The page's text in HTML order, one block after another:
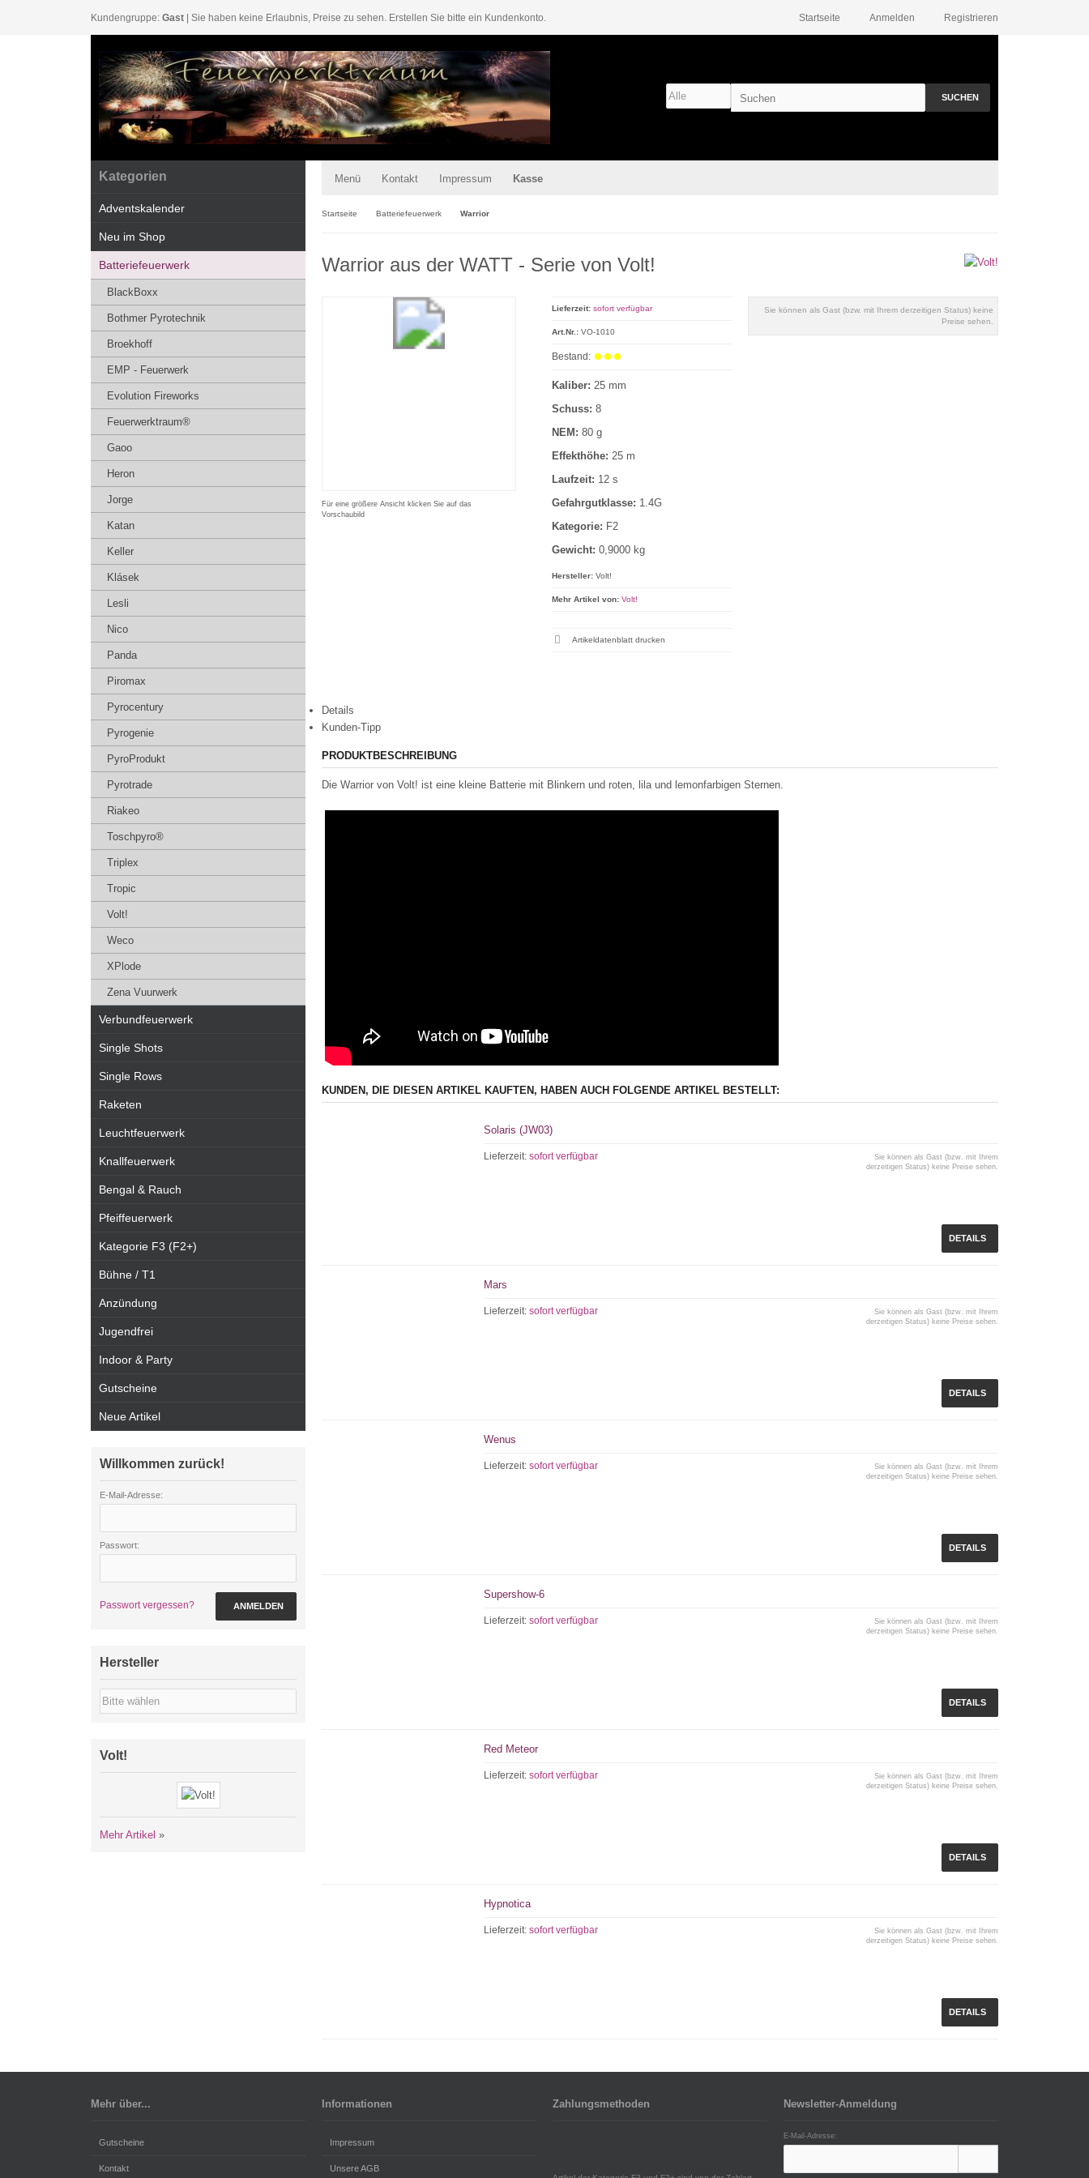
Kundengruppe: Gast | Sie haben keine Erlaubnis, Preise zu sehen. Erstellen Sie bitte ein Kundenkonto. Registrieren
Anmelden
Startseite
SUCHEN
Menü Kontakt Impressum Kasse
Startseite Batteriefeuerwerk Warrior
Warrior aus der WATT - Serie von Volt!
Für eine größere Ansicht klicken Sie auf das
Vorschaubild
Sie können als Gast (bzw. mit Ihrem derzeitigen Status) keine
Preise sehen.
Lieferzeit: sofort verfügbar
Art.Nr.: VO-1010
Bestand:
Kaliber: 25 mm
Schuss: 8
NEM: 80 g
Effekthöhe: 25 m
Laufzeit: 12 s
Gefahrgutklasse: 1.4G
Kategorie: F2
Gewicht: 0,9000 kg
Hersteller: Volt!
Mehr Artikel von: Volt!
Artikeldatenblatt drucken
Details
Kunden-Tipp
PRODUKTBESCHREIBUNG
Die Warrior von Volt! ist eine kleine Batterie mit Blinkern und roten, lila und lemonfarbigen Sternen.
KUNDEN, DIE DIESEN ARTIKEL KAUFTEN, HABEN AUCH FOLGENDE ARTIKEL BESTELLT:
Solaris (JW03)
Lieferzeit:sofort verfügbar
Sie können als Gast (bzw. mit Ihrem
derzeitigen Status) keine Preise sehen.
DETAILS
Mars
Lieferzeit:sofort verfügbar
Sie können als Gast (bzw. mit Ihrem
derzeitigen Status) keine Preise sehen.
DETAILS
Wenus
Lieferzeit:sofort verfügbar
Sie können als Gast (bzw. mit Ihrem
derzeitigen Status) keine Preise sehen.
DETAILS
Supershow-6
Lieferzeit:sofort verfügbar
Sie können als Gast (bzw. mit Ihrem
derzeitigen Status) keine Preise sehen.
DETAILS
Red Meteor
Lieferzeit:sofort verfügbar
Sie können als Gast (bzw. mit Ihrem
derzeitigen Status) keine Preise sehen.
DETAILS
Hypnotica
Lieferzeit:sofort verfügbar
Sie können als Gast (bzw. mit Ihrem
derzeitigen Status) keine Preise sehen.
DETAILS
Kategorien
Adventskalender
Neu im Shop
Batteriefeuerwerk
BlackBoxx
Bothmer Pyrotechnik
Broekhoff
EMP - Feuerwerk
Evolution Fireworks
Feuerwerktraum®
Gaoo
Heron
Jorge
Katan
Keller
Klásek
Lesli
Nico
Panda
Piromax
Pyrocentury
Pyrogenie
PyroProdukt
Pyrotrade
Riakeo
Toschpyro®
Triplex
Tropic
Volt!
Weco
XPlode
Zena Vuurwerk
Verbundfeuerwerk
Single Shots
Single Rows
Raketen
Leuchtfeuerwerk
Knallfeuerwerk
Bengal & Rauch
Pfeiffeuerwerk
Kategorie F3 (F2+)
Bühne / T1
Anzündung
Jugendfrei
Indoor & Party
Gutscheine
Neue Artikel
Willkommen zurück!
E-Mail-Adresse:
Passwort:
Passwort vergessen? ANMELDEN
Hersteller
Volt!
Mehr Artikel »
Mehr über...
Gutscheine
Kontakt
Informationen
Impressum
Unsere AGB
Zahlungsmethoden Newsletter-Anmeldung
E-Mail-Adresse: